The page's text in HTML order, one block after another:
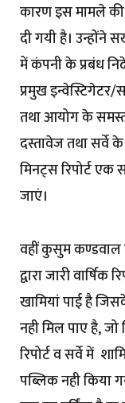
कारण इस मामले की
दी गयी है। उन्होंने
में कंपनी के प्रबंध
प्रमुख इन्वेस्टिगेटर/
तथा आयोग के
दस्तावेज तथा सर्वे
मिनट्स रिपोर्ट
जाएं।
वहीं कुसुम कण्डवाल
द्वारा जारी
खामियां पाई है
नही मिल पाए है, जो
रिपोर्ट व सर्वे में
पब्लिक नही किया